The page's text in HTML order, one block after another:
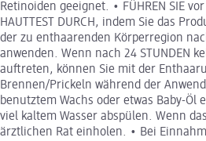
Retinoiden geeignet. • FÜHREN SIE
HAUTTEST DURCH, indem Sie das
der zu enthaarenden Körperregion
anwenden. Wenn nach 24 STUNDEN
auftreten, können Sie mit der
Brennen/Prickeln während der
benutztem Wachs oder etwas Baby-
viel kaltem Wasser abspülen. Wenn
ärztlichen Rat einholen. • Bei